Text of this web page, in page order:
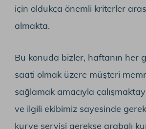
için oldukça önemli kriterler
almakta.
Bu konuda bizler, haftanın her
saati olmak üzere müşteri
sağlamak amacıyla
ve ilgili ekibimiz sayesinde
kurye servisi gerekse arabalı